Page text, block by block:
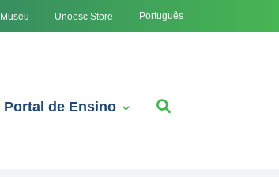
Museu Unoesc Store Português
Portal de Ensino